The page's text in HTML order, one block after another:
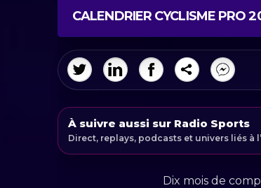
CALENDRIER CYCLISME PRO
À suivre aussi sur Radio Sports
Direct, replays, podcasts et univers liés à
Dix mois de